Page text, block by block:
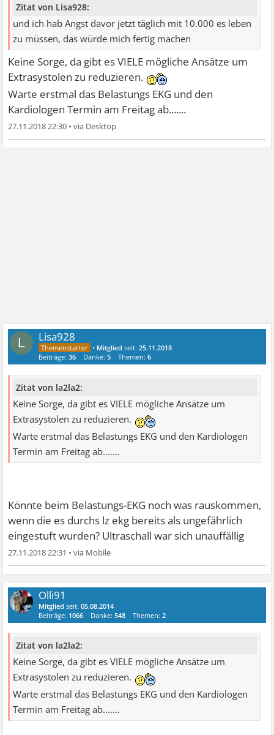
Zitat von Lisa928:
und ich hab Angst davor jetzt täglich mit 10.000 es leben
zu müssen, das würde mich fertig machen
Keine Sorge, da gibt es VIELE mögliche Ansätze um
Extrasystolen zu reduzieren.
Warte erstmal das Belastungs EKG und den
Kardiologen Termin am Freitag ab.......
27.11.2018 22:30 •
L Lisa928
• Mitglied seit:25.11.2018
Beiträge:36 Danke:5 Themen:6
Zitat von la2la2:
Keine Sorge, da gibt es VIELE mögliche Ansätze um
Extrasystolen zu reduzieren.
Warte erstmal das Belastungs EKG und den Kardiologen
Termin am Freitag ab.......
Könnte beim Belastungs-EKG noch was rauskommen,
wenn die es durchs lz ekg bereits als ungefährlich
eingestuft wurden? Ultraschall war sich unauffällig
27.11.2018 22:31 •
Olli91
Mitglied seit:05.08.2014
Beiträge: 1066 Danke:548 Themen:2
Zitat von la2la2:
Keine Sorge, da gibt es VIELE mögliche Ansätze um
Extrasystolen zu reduzieren.
Warte erstmal das Belastungs EKG und den Kardiologen
Termin am Freitag ab.......